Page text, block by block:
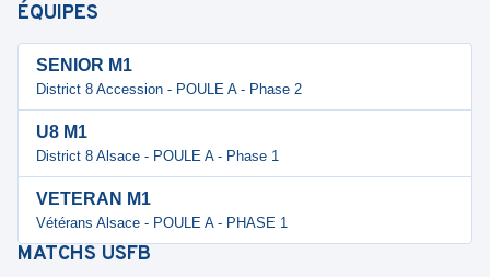
ÉQUIPES
SENIOR M1
District 8 Accession - POULE A - Phase 2
U8 M1
District 8 Alsace - POULE A - Phase 1
VETERAN M1
Vétérans Alsace - POULE A - PHASE 1
MATCHS USFB